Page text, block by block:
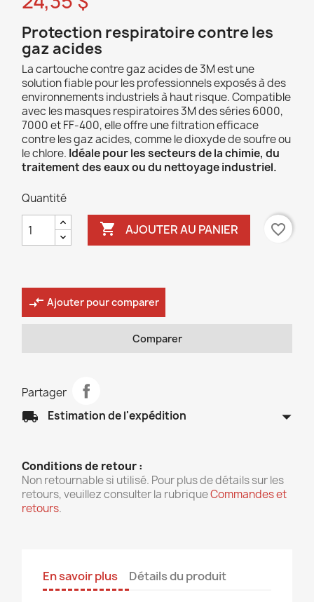
Protection respiratoire contre les
gaz acides
La cartouche contre gaz acides de 3M est une
solution fiable pour les professionnels exposés à des
environnements industriels à haut risque. Compatible
avec les masques respiratoires 3M des séries 6000,
7000 et FF-400, elle offre une filtration efficace
contre les gaz acides, comme le dioxyde de soufre ou
le chlore. Idéale pour les secteurs de la chimie, du
traitement des eaux ou du nettoyage industriel.
Quantité
 AJOUTER AU PANIER favorite_border
compare_arrows Ajouter pour comparer
Comparer
Partager
local_shipping Estimation de l'expédition arrow_drop_down
Conditions de retour :
Non retournable si utilisé. Pour plus de détails sur les
retours, veuillez consulter la rubriqueCommandes et
retours.
En savoir plus Détails du produit